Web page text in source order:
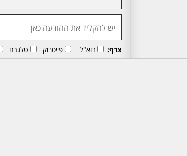
צרף: דוא"ל פייסבוק טלגרם